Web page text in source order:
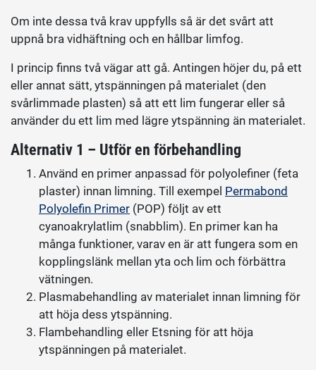
Om inte dessa två krav uppfylls så är det svårt att
uppnå bra vidhäftning och en hållbar limfog.
I princip finns två vägar att gå. Antingen höjer du, på ett
eller annat sätt, ytspänningen på materialet (den
svårlimmade plasten) så att ett lim fungerar eller så
använder du ett lim med lägre ytspänning än materialet.
Alternativ 1 – Utför en förbehandling
Använd en primer anpassad för polyolefiner (feta
plaster) innan limning. Till exempel Permabond
Polyolefin Primer (POP) följt av ett
cyanoakrylatlim (snabblim). En primer kan ha
många funktioner, varav en är att fungera som en
kopplingslänk mellan yta och lim och förbättra
vätningen.
Plasmabehandling av materialet innan limning för
att höja dess ytspänning.
Flambehandling eller Etsning för att höja
ytspänningen på materialet.